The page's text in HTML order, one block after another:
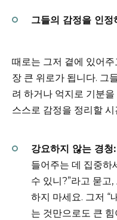
그들의 감정을 인
때로는 그저 곁에 있어
장 큰 위로가 됩니다. 그
려 하거나 억지로 기분
스스로 감정을 정리할
강요하지 않는 경청:
들어주는 데 집중하
수 있니?”라고 묻고
하지 마세요. 그저 “
는 것만으로도 큰